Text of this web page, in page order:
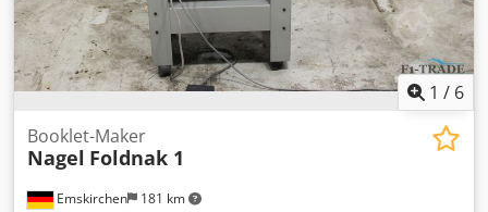
1 / 6
Emskirchen 181 km
Booklet-Maker
Nagel Foldnak 1